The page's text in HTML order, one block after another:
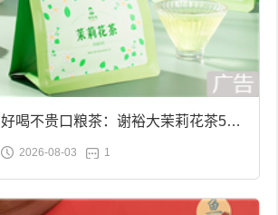
好喝不贵口粮茶：谢裕大茉莉花茶50g
袋装9.9元到手
2026-08-03 1